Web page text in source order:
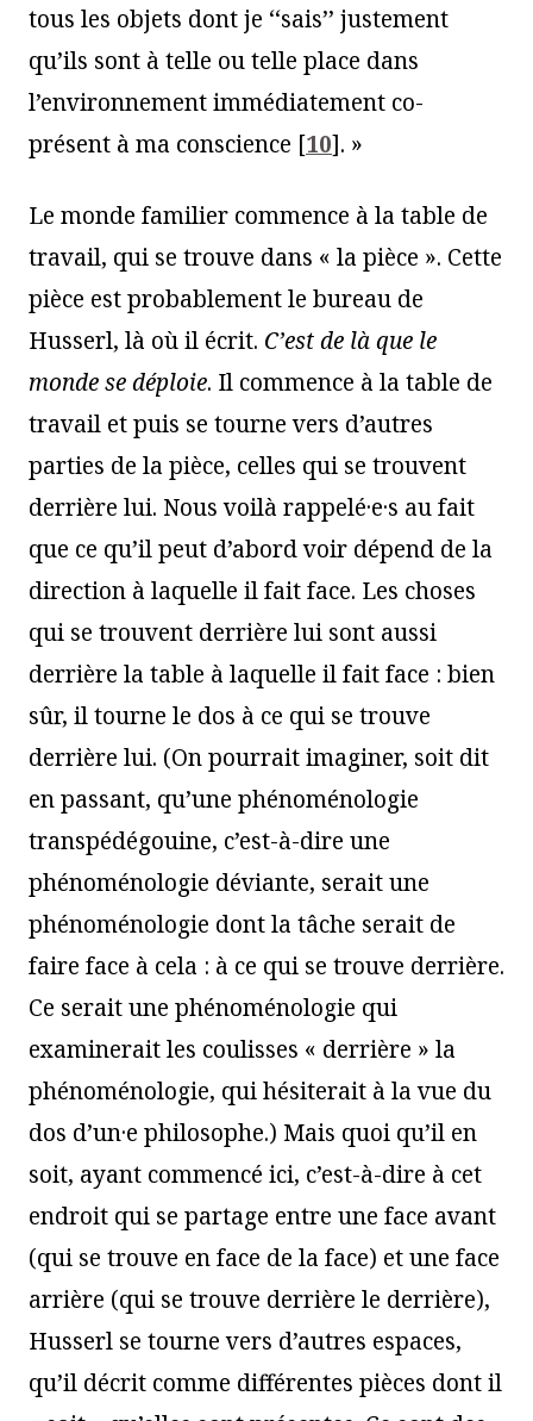
tous les objets dont je ‘‘sais’’ justement
qu’ils sont à telle ou telle place dans
l’environnement immédiatement co-
présent à ma conscience [10]. »
Le monde familier commence à la table de
travail, qui se trouve dans « la pièce ». Cette
pièce est probablement le bureau de
Husserl, là où il écrit. C’est de là que le
monde se déploie. Il commence à la table de
travail et puis se tourne vers d’autres
parties de la pièce, celles qui se trouvent
derrière lui. Nous voilà rappelé·e·s au fait
que ce qu’il peut d’abord voir dépend de la
direction à laquelle il fait face. Les choses
qui se trouvent derrière lui sont aussi
derrière la table à laquelle il fait face : bien
sûr, il tourne le dos à ce qui se trouve
derrière lui. (On pourrait imaginer, soit dit
en passant, qu’une phénoménologie
transpédégouine, c’est-à-dire une
phénoménologie déviante, serait une
phénoménologie dont la tâche serait de
faire face à cela : à ce qui se trouve derrière.
Ce serait une phénoménologie qui
examinerait les coulisses « derrière » la
phénoménologie, qui hésiterait à la vue du
dos d’un·e philosophe.) Mais quoi qu’il en
soit, ayant commencé ici, c’est-à-dire à cet
endroit qui se partage entre une face avant
(qui se trouve en face de la face) et une face
arrière (qui se trouve derrière le derrière),
Husserl se tourne vers d’autres espaces,
qu’il décrit comme différentes pièces dont il